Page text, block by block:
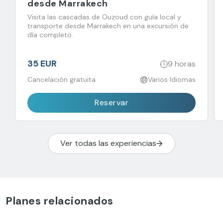
desde Marrakech
Visita las cascadas de Ouzoud con guía local y
transporte desde Marrakech en una excursión de
día completo.
35 EUR 9 horas
Cancelación gratuita Varios Idiomas
Reservar
Ver todas las experiencias
Planes relacionados